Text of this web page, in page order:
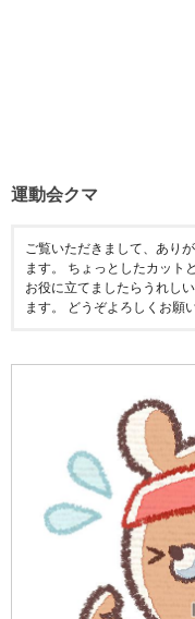
運動会クマ
ご覧いただきまして、あり
ます。 ちょっとしたカット
お役に立てましたらうれし
ます。 どうぞよろしくお願